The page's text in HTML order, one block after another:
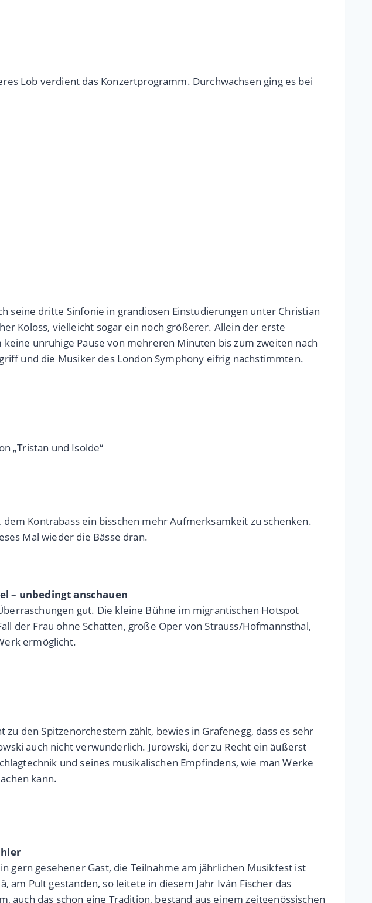
Lob verdient das Konzertprogramm. Durchwachsen ging es bei
seine dritte Sinfonie in grandiosen Einstudierungen unter Christian
Koloss, vielleicht sogar ein noch größerer. Allein der erste
unruhige Pause von mehreren Minuten bis zum zweiten nach
und die Musiker des London Symphony eifrig nachstimmten.
„Tristan und Isolde“
Kontrabass ein bisschen mehr Aufmerksamkeit zu schenken.
Mal wieder die Bässe dran.
– unbedingt anschauen
gut. Die kleine Bühne im migrantischen Hotspot
der Frau ohne Schatten, große Oper von Strauss/Hofmannsthal,
ermöglicht.
den Spitzenorchestern zählt, bewies in Grafenegg, dass es sehr
auch nicht verwunderlich. Jurowski, der zu Recht ein äußerst
und seines musikalischen Empfindens, wie man Werke
kann.
gern gesehener Gast, die Teilnahme am jährlichen Musikfest ist
Pult gestanden, so leitete in diesem Jahr Iván Fischer das
auch das schon eine Tradition, bestand aus einem zeitgenössischen